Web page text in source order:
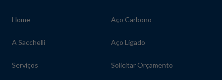
Home
A Sacchelli
Serviços
Aço Carbono
Aço Ligado
Solicitar Orçamento